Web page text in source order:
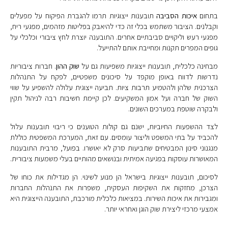
בתחוםאיכות הסביבהתובענות ייצוגיות תרמו להגברת הפיקוח על מפעלים
וקבלנים. הציבור משתמש בכלי זה כדי להיאבק בפליטות מזהמים, מפגעי ריח,
מפגעי רעש וליקויים סביבתיים אחרים. התובענה יוצרת לחץ ציבורי וכלכלי על
גופים המפרים תקנות ומחייבת אותם להתייעל.
מבחינה כלכלית, תובענות ייצוגיות משפיעות גם על שוק ההון. חברות ציבוריות
נדרשות לדווח באופן מוקפד על סיכונים משפטיים, לפקח על התנהלות
הצרכנית שלהן ולהטמיע תרבות ציות. תביעה ייצוגית עלולה להשפיע על שווי
השוק של חברה ועל אמון המשקיעים. לכן קיימת חשיבות רבה לניהול תקין
ולבקרה שוטפת במערכים השונים.
לצד ההשפעות החיוביות, ישנם גם קולות הטוענים כי ריבוי תובענות עלול
להכביד על בתי המשפט וליצור עומסים. עם זאת, המערכת המשפטית כוללת
מנגנוני סינון המבטיחים שתביעות סרק לא יאושרו. בפועל, מרבית התובענות
המאושרות עוסקות בפגיעה אמיתית ובנושאים מהותיים בעלי משמעות ציבורית.
לסיכום, תובענות ייצוגיות בישראל הן מנוע לשינוי. הן מגדילות את כוחו של
הצרכן, מחזקות את השקיפות העסקית, משפרות את התנהלות החברות
ומגבירות את איכות השירות. במציאות כלכלית מורכבת, התובענה הייצוגית היא
אמצעי מרכזי ליצירת שוק הוגן ואחראי יותר.